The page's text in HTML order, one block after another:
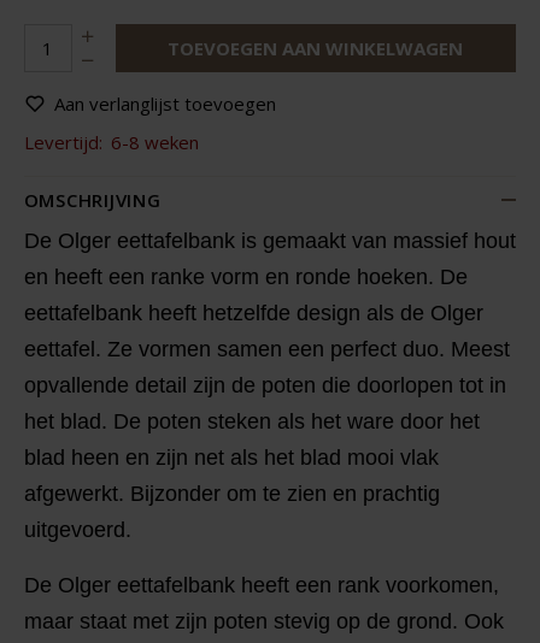
TOEVOEGEN AAN WINKELWAGEN
Aan verlanglijst toevoegen
Levertijd: 6-8 weken
OMSCHRIJVING
De Olger eettafelbank is gemaakt van massief hout
en heeft een ranke vorm en ronde hoeken. De
eettafelbank heeft hetzelfde design als de Olger
eettafel. Ze vormen samen een perfect duo. Meest
opvallende detail zijn de poten die doorlopen tot in
het blad. De poten steken als het ware door het
blad heen en zijn net als het blad mooi vlak
afgewerkt. Bijzonder om te zien en prachtig
uitgevoerd.
De Olger eettafelbank heeft een rank voorkomen,
maar staat met zijn poten stevig op de grond. Ook